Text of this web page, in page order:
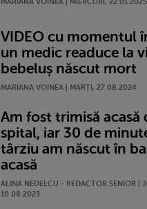
MARIANA VOINEA | MIERCURI, 22.01.2025
VIDEO cu momentul
un medic readuce la
bebeluș născut mort
MARIANA VOINEA | MARŢI, 27.08.2024
Am fost trimisă acasă
spital, iar 30 de
târziu am născut în
acasă
ALINA NEDELCU - REDACTOR SENIOR |
10.08.2023